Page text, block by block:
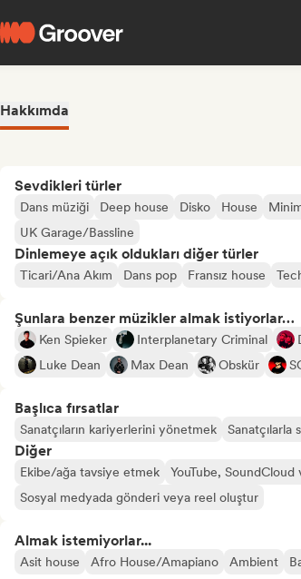
Hakkımda
Sevdikleri türler
Dans müziği Deep house Disko House
UK Garage/Bassline
Dinlemeye açık oldukları diğer türler
Ticari/Ana Akım Dans pop Fransız house
Şunlara benzer müzikler almak istiyorlar…
Ken Spieker Interplanetary Criminal
Luke Dean
Max Dean Obskür
Başlıca fırsatlar
Sanatçıların kariyerlerini yönetmek Sanatçılarla
Diğer
Ekibe/ağa tavsiye etmek
YouTube, SoundCloud
Sosyal medyada gönderi veya reel oluştur
Almak istemiyorlar...
Asit house Afro House/Amapiano Ambient